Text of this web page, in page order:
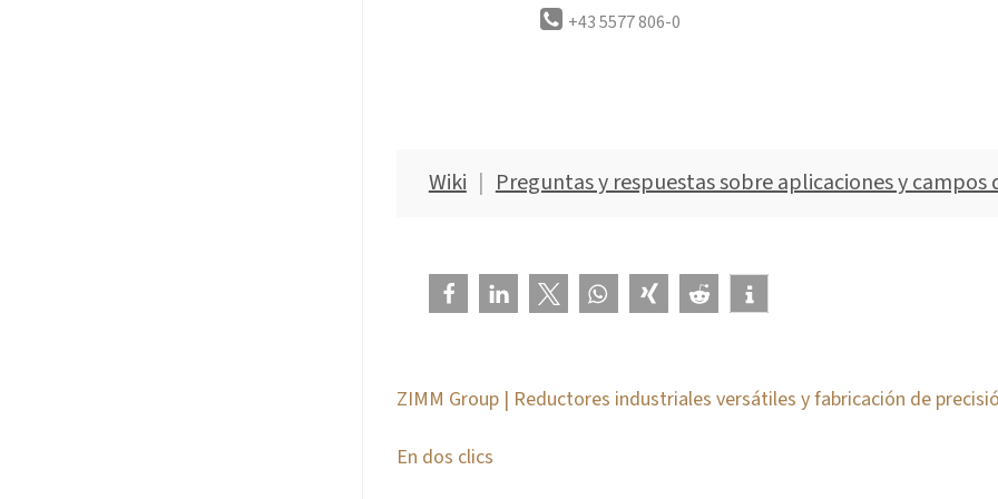
+43 5577 806-0
Wiki Preguntas y respuestas sobre aplicaciones y campos
ZIMM Group | Reductores industriales versátiles y fabricación de
En dos clics